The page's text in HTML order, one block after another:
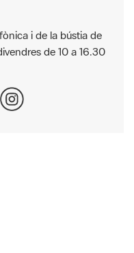
i de la bústia de
de 10 a 16.30